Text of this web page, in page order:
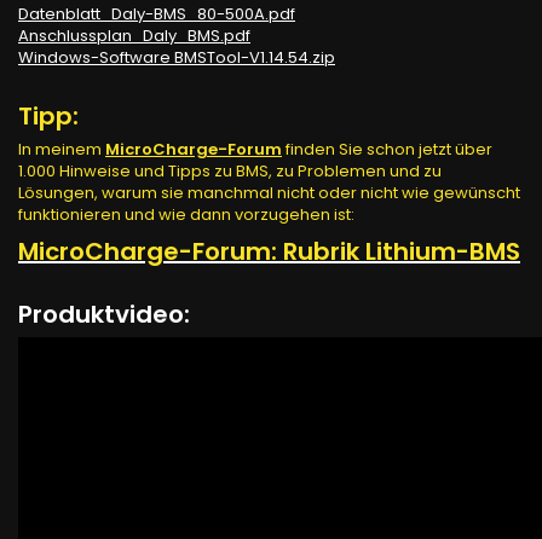
Datenblatt_Daly-BMS_80-500A.pdf
Anschlussplan_Daly_BMS.pdf
Windows-Software BMSTool-V1.14.54.zip
Tipp:
In meinem MicroCharge-Forumfinden Sie schon jetzt über
1.000 Hinweise und Tipps zu BMS, zu Problemen und zu
Lösungen, warum sie manchmal nicht oder nicht wie gewünscht
funktionieren und wie dann vorzugehen ist:
MicroCharge-Forum: Rubrik Lithium-BMS
Produktvideo: